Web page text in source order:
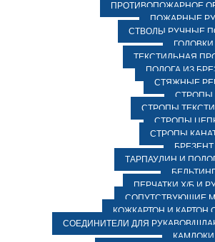
ПРОТИВОПОЖАРНОЕ
ПОЖАРНЫЕ
СТВОЛЫ РУЧНЫЕ
ГОЛОВКИ
ТЕКСТИЛЬНАЯ
ПОЛОГА ИЗ
СТЯЖНЫЕ
СТРОПЫ
СТРОПЫ
СТРОПЫ
СТРОПЫ
БРЕЗЕНТ
ТАРПАУЛИН И
ПЕРЧАТКИ Х/Б И
СОПУТСТВУЮЩИЕ
КОЖКАРТОН И
СОЕДИНИТЕЛИ ДЛЯ РУКАВОВ/
КАМЛОКИ